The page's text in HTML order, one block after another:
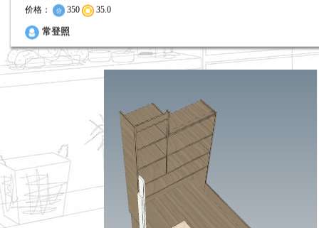
价格：
350 35.0
常登照